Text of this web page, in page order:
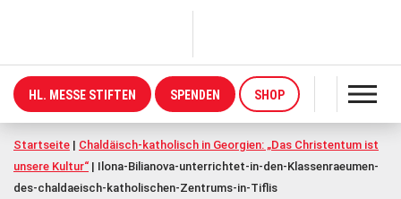
HL. MESSE STIFTEN SPENDEN SHOP
Startseite | Chaldäisch-katholisch in Georgien: „Das Christentum ist
unsere Kultur“ | Ilona-Bilianova-unterrichtet-in-den-Klassenraeumen-
des-chaldaeisch-katholischen-Zentrums-in-Tiflis